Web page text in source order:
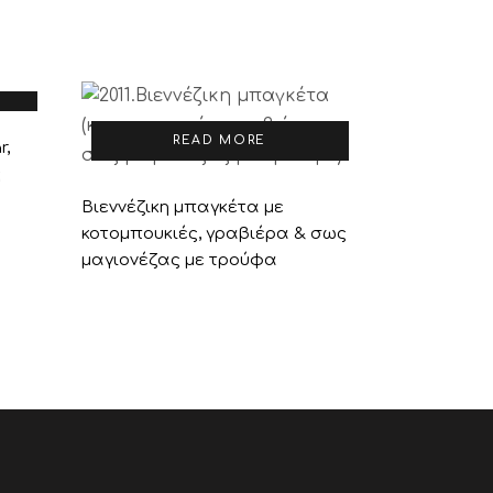
READ MORE
Βιεννέζικη μπαγκέτα με
κοτομπουκιές, γραβιέρα & σως
μαγιονέζας με τρούφα